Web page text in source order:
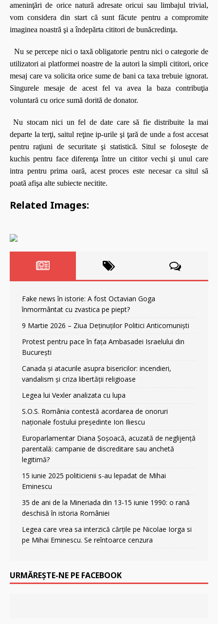
ameninţări de orice natură adresate oricui sau limbajul trivial,
vom considera din start că sunt făcute pentru a compromite
imaginea noastră şi a îndepărta cititori de bunăcredinţa.
Nu se percepe nici o taxă obligatorie pentru nici o categorie de
utilizatori ai platformei noastre de la autori la simpli cititori, orice
mesaj care va solicita orice sume de bani ca taxa trebuie ignorat.
Singurele mesaje de acest fel va avea la baza contribuţia
voluntară cu orice sumă dorită de donator.
Nu stocam nici un fel de date care să fie distribuite la mai
departe la terţi, saitul reţine ip-urile şi ţară de unde a fost accesat
pentru raţiuni de securitate şi statistică. Situl se foloseşte de
kuchis pentru face diferenţa între un cititor vechi şi unul care
intra pentru prima oară, acest proces este necesar ca situl să
poată afişa alte subiecte necitite.
Related Images:
Fake news în istorie: A fost Octavian Goga
înmormântat cu zvastica pe piept?
9 Martie 2026 – Ziua Deținuților Politici Anticomuniști
Protest pentru pace în fața Ambasadei Israelului din
București
Canada și atacurile asupra bisericilor: incendieri,
vandalism și criza libertății religioase
Legea lui Vexler analizata cu lupa
S.O.S. România contestă acordarea de onoruri
naționale fostului președinte Ion Iliescu
Europarlamentar Diana Șoșoacă, acuzată de neglijență
parentală: campanie de discreditare sau anchetă
legitimă?
15 iunie 2025 politicienii s-au lepadat de Mihai
Eminescu
35 de ani de la Mineriada din 13-15 iunie 1990: o rană
deschisă în istoria României
Legea care vrea sa interzică cărțile pe Nicolae Iorga si
pe Mihai Eminescu. Se reîntoarce cenzura
URMĂREȘTE-NE PE FACEBOOK